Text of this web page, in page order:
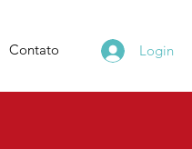
Contato Login